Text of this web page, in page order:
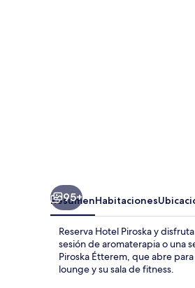
95+
ResumenHabitaciones
Reserva Hotel Piroska y
sesión de aromaterapia o una
Piroska Étterem, que abre
lounge y su sala de fitness.